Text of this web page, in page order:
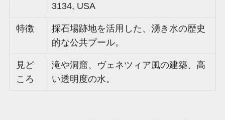
3134, USA
特徴
採石場跡地を活用した、湧き水の歴史
的な公共プール。
見ど
ころ
滝や洞窟、ヴェネツィア風の建築、高
い透明度の水。